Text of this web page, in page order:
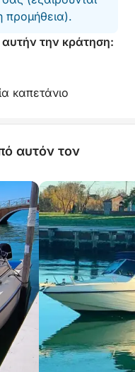
προμήθεια).
την κράτηση:
καπετάνιο
αυτόν τον